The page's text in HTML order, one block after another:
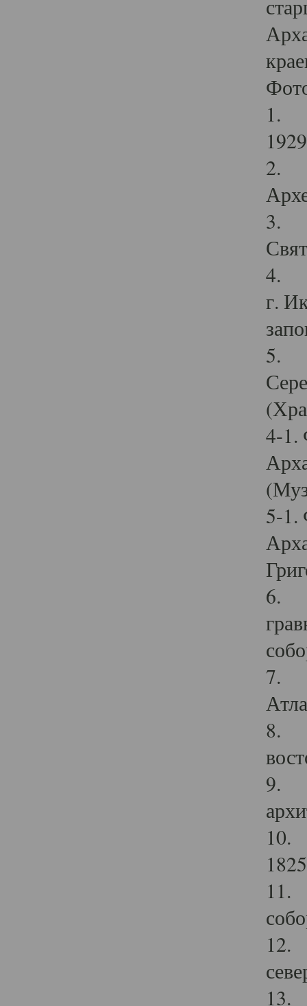
1.
2.
3.
4.
г.
5.
4-1.
5-1.
6.
7.
8.
9.
10.
11.
12.
13.